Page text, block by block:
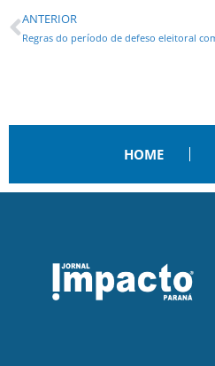
ANTERIOR
Regras do período de defeso eleitoral
HOME